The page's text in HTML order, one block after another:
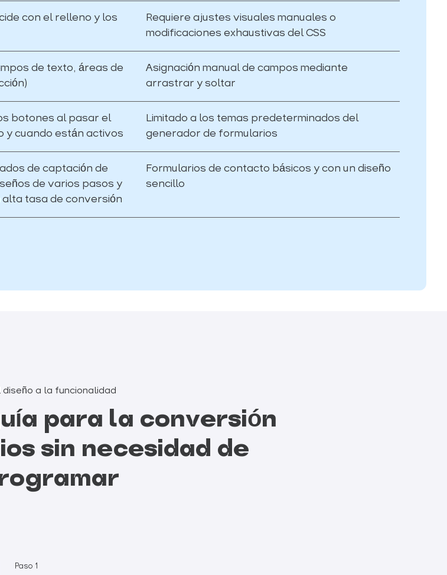
con el relleno y los
Requiere ajustes visuales manuales o
modificaciones exhaustivas del CSS
de texto, áreas de
Asignación manual de campos mediante
arrastrar y soltar
botones al pasar el
y cuando están activos
Limitado a los temas predeterminados del
generador de formularios
de captación de
de varios pasos y
tasa de conversión
Formularios de contacto básicos y con un diseño
sencillo
diseño a la funcionalidad
para la conversión
sin necesidad de
Paso 1